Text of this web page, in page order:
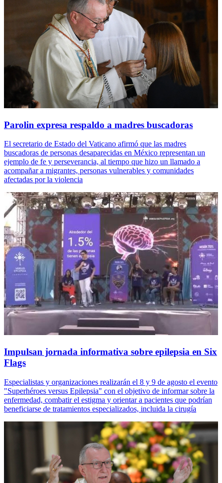
Parolin expresa respaldo a madres buscadoras
El secretario de Estado del Vaticano afirmó que las madres
buscadoras de personas desaparecidas en México representan un
ejemplo de fe y perseverancia, al tiempo que hizo un llamado a
acompañar a migrantes, personas vulnerables y comunidades
afectadas por la violencia
Impulsan jornada informativa sobre epilepsia en Six
Flags
Especialistas y organizaciones realizarán el 8 y 9 de agosto el evento
"Superhéroes versus Epilepsia" con el objetivo de informar sobre la
enfermedad, combatir el estigma y orientar a pacientes que podrían
beneficiarse de tratamientos especializados, incluida la cirugía